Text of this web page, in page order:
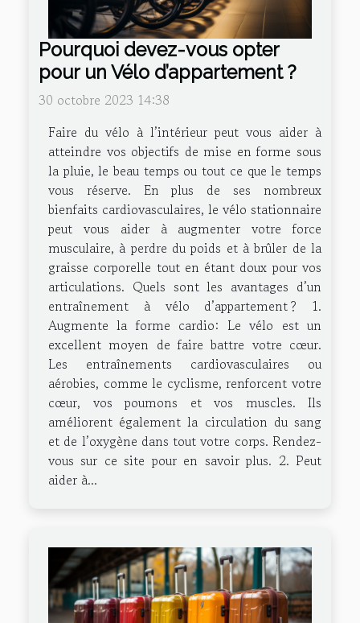
Pourquoi devez-vous opter
pour un Vélo d’appartement ?
30 octobre 2023 14:38
Faire du vélo à l’intérieur peut vous aider à
atteindre vos objectifs de mise en forme sous
la pluie, le beau temps ou tout ce que le temps
vous réserve. En plus de ses nombreux
bienfaits cardiovasculaires, le vélo stationnaire
peut vous aider à augmenter votre force
musculaire, à perdre du poids et à brûler de la
graisse corporelle tout en étant doux pour vos
articulations. Quels sont les avantages d’un
entraînement à vélo d’appartement ? 1.
Augmente la forme cardio: Le vélo est un
excellent moyen de faire battre votre cœur.
Les entraînements cardiovasculaires ou
aérobies, comme le cyclisme, renforcent votre
cœur, vos poumons et vos muscles. Ils
améliorent également la circulation du sang
et de l’oxygène dans tout votre corps. Rendez-
vous sur ce site pour en savoir plus. 2. Peut
aider à...